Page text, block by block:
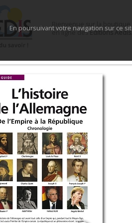
Bienvenue sur la boutique
en ligne desÉditions Aedis.
En poursuivant votre navigation sur ce